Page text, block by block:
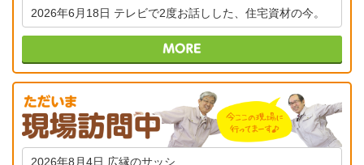
2026年6月18日 テレビで2度お話しした、住宅資材の今。
2026年8月4日 広縁のサッシ